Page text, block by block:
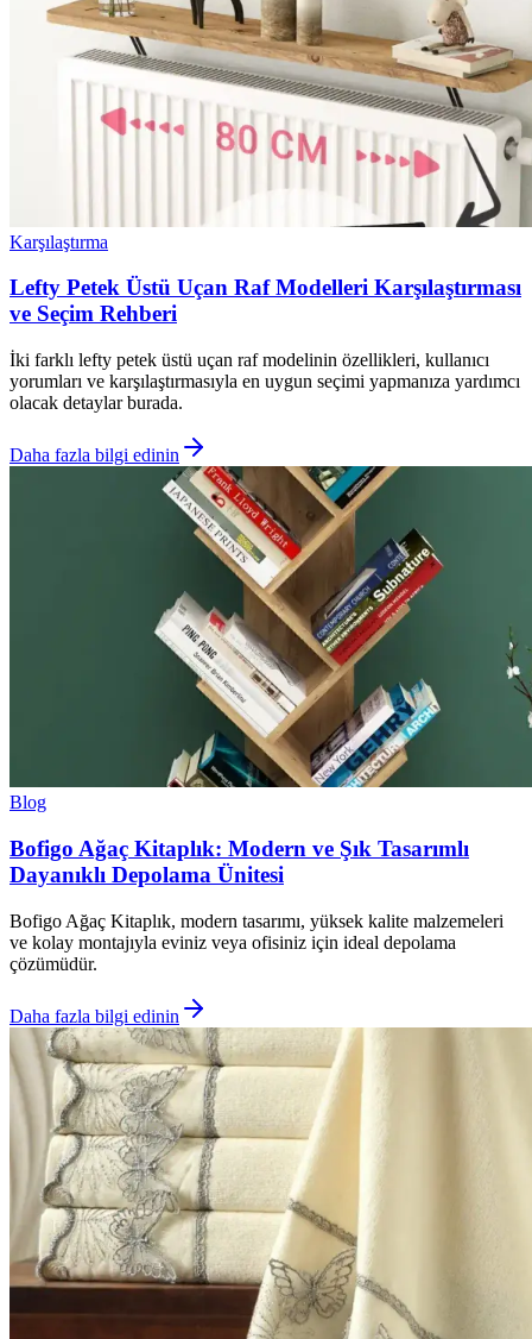
Karşılaştırma
Lefty Petek Üstü Uçan Raf Modelleri Karşılaştırması
ve Seçim Rehberi
İki farklı lefty petek üstü uçan raf modelinin özellikleri, kullanıcı
yorumları ve karşılaştırmasıyla en uygun seçimi yapmanıza yardımcı
olacak detaylar burada.
Daha fazla bilgi edinin
Blog
Bofigo Ağaç Kitaplık: Modern ve Şık Tasarımlı
Dayanıklı Depolama Ünitesi
Bofigo Ağaç Kitaplık, modern tasarımı, yüksek kalite malzemeleri
ve kolay montajıyla eviniz veya ofisiniz için ideal depolama
çözümüdür.
Daha fazla bilgi edinin